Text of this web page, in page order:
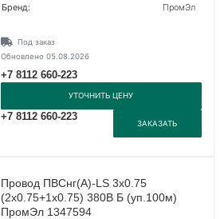
Бренд:
ПромЭл
Под заказ
Обновлено 05.08.2026
+7 8112 660-223
УТОЧНИТЬ ЦЕНУ
+7 8112 660-223
ЗАКАЗАТЬ
Провод ПВСнг(А)-LS 3х0.75
(2х0.75+1х0.75) 380В Б (уп.100м)
ПромЭл 1347594